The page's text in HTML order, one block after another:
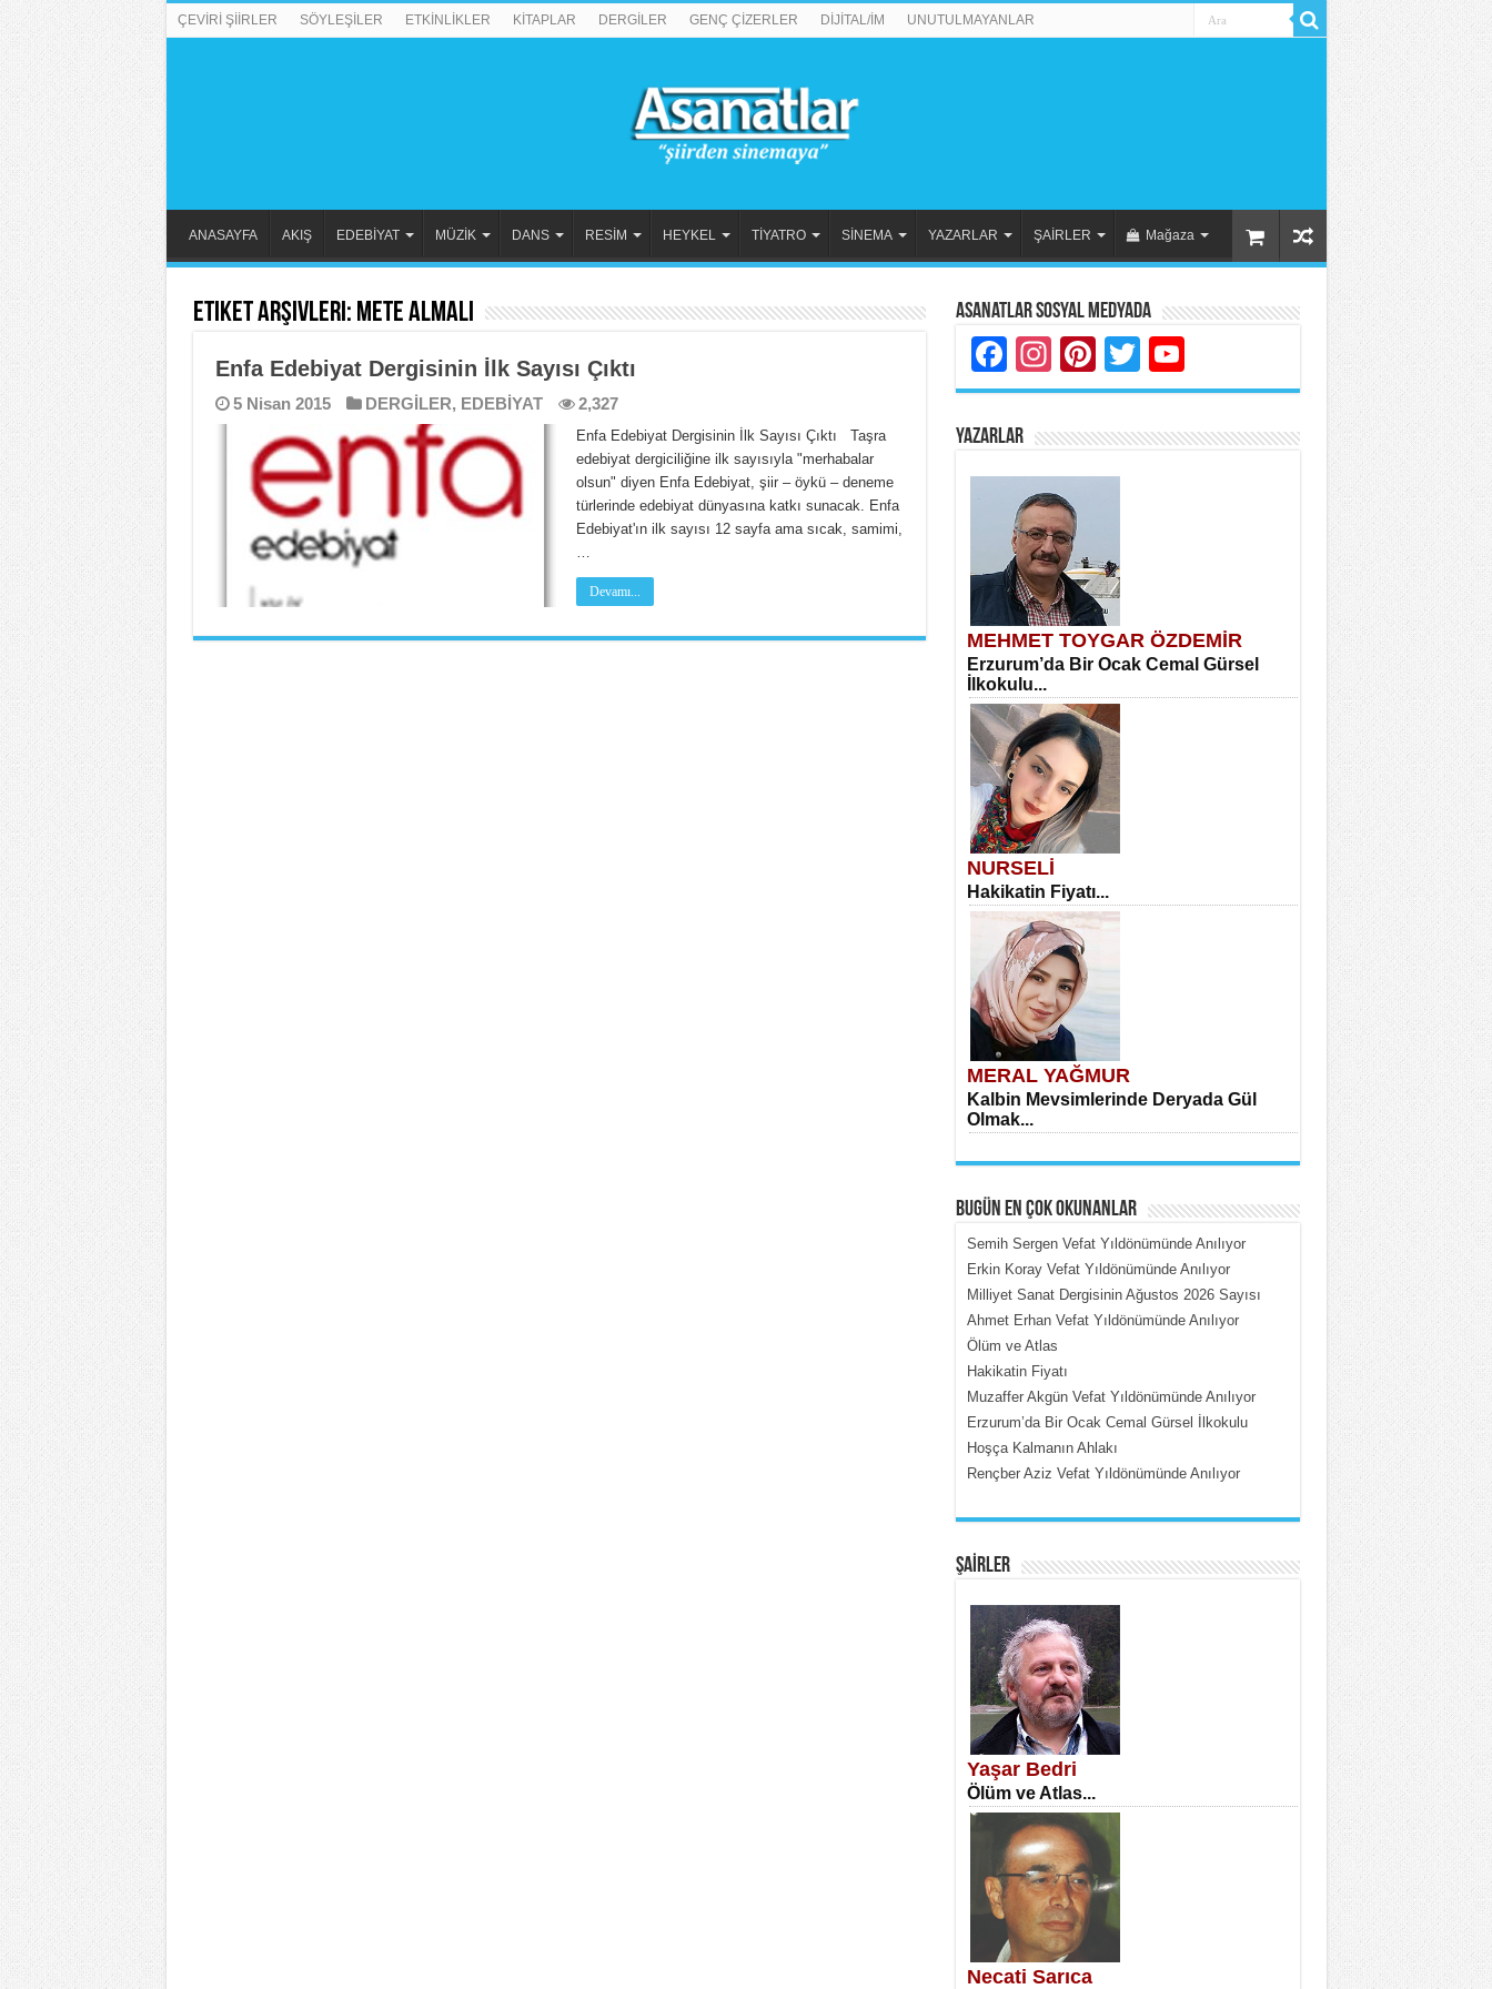
ÇEVİRİ ŞİİRLER SÖYLEŞİLER ETKİNLİKLER KİTAPLAR DERGİLER GENÇ ÇİZERLER DİJİTAL/İM UNUTULMAYANLAR
ANASAYFA AKIŞ EDEBİYAT MÜZİK DANS RESİM HEYKEL TİYATRO SİNEMA YAZARLAR ŞAİRLER Mağaza
Etiket Arşivleri: Mete Almalı
Enfa Edebiyat Dergisinin İlk Sayısı Çıktı
5 Nisan 2015 DERGİLER, EDEBİYAT 2,327
Enfa Edebiyat Dergisinin İlk Sayısı Çıktı Taşra
edebiyat dergiciliğine ilk sayısıyla "merhabalar
olsun" diyen Enfa Edebiyat, şiir – öykü – deneme
türlerinde edebiyat dünyasına katkı sunacak. Enfa
Edebiyat'ın ilk sayısı 12 sayfa ama sıcak, samimi,
…
Devamı...
Asanatlar Sosyal Medyada
Facebook
Instagram
Pinterest
Twitter
YAZARLAR
MEHMET TOYGAR ÖZDEMİR
Erzurum’da Bir Ocak Cemal Gürsel
İlkokulu...
NURSELİ
Hakikatin Fiyatı...
MERAL YAĞMUR
Kalbin Mevsimlerinde Deryada Gül
Olmak...
MEHMET ÇOBAN
İçerdeki Put Dışardaki Maskeler...
SATILMIŞ ÜMİT ÇETİNKAYA
Erkenlik...
NECLA DİLEK ARSLAN
Öğretmenler Günü Mahkemesi...
BUGÜN EN ÇOK OKUNANLAR
Semih Sergen Vefat Yıldönümünde Anılıyor
Erkin Koray Vefat Yıldönümünde Anılıyor
Milliyet Sanat Dergisinin Ağustos 2026 Sayısı
Ahmet Erhan Vefat Yıldönümünde Anılıyor
Ölüm ve Atlas
Hakikatin Fiyatı
Muzaffer Akgün Vefat Yıldönümünde Anılıyor
Erzurum’da Bir Ocak Cemal Gürsel İlkokulu
Hoşça Kalmanın Ahlakı
Rençber Aziz Vefat Yıldönümünde Anılıyor
ŞAİRLER
Yaşar Bedri
Ölüm ve Atlas...
Necati Sarıca